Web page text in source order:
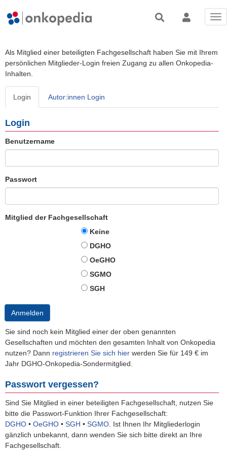
Als Mitglied einer beteiligten Fachgesellschaft haben Sie mit Ihrem
persönlichen Mitglieder-Login freien Zugang zu allen Onkopedia-
Inhalten.
Login Autor:innen Login
Login
Benutzername
Passwort
Mitglied der Fachgesellschaft
Keine
DGHO
OeGHO
SGMO
SGH
Anmelden
Sie sind noch kein Mitglied einer der oben genannten
Gesellschaften und möchten den gesamten Inhalt von Onkopedia
nutzen? Dann registrieren Sie sich hier werden Sie für 149 € im
Jahr DGHO-Onkopedia-Sondermitglied.
Passwort vergessen?
Sind Sie Mitglied in einer beteiligten Fachgesellschaft, nutzen Sie
bitte die Passwort-Funktion Ihrer Fachgesellschaft:
DGHO • OeGHO • SGH • SGMO Ist Ihnen Ihr Mitgliederlogin
gänzlich unbekannt, dann wenden Sie sich bitte direkt an Ihre
Fachgesellschaft.